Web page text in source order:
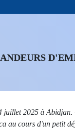
juillet 2025 à Abidjan.
au cours d'un petit